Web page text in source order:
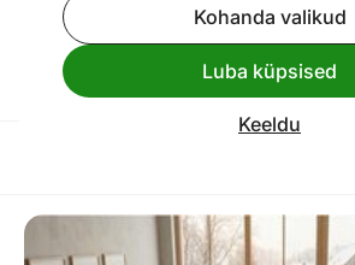
Kohanda valikud
Luba küpsised
Keeldu
Vaiba
hooldusvahend
Narma smartWeave® vaip Viki black